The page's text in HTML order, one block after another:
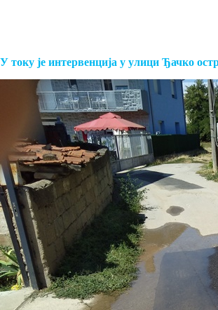
У току је интервенција у улици Ђачко